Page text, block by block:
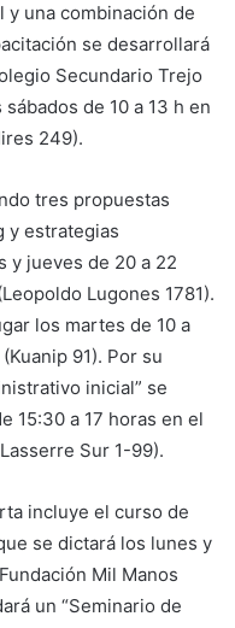
y una combinación de
se desarrollará
Secundario Trejo
de 10 a 13 h en
249).
tres propuestas
y estrategias
y jueves de 20 a 22
Lugones 1781).
los martes de 10 a
91). Por su
inicial” se
15:30 a 17 horas en el
Sur 1-99).
incluye el curso de
se dictará los lunes y
Mil Manos
un “Seminario de